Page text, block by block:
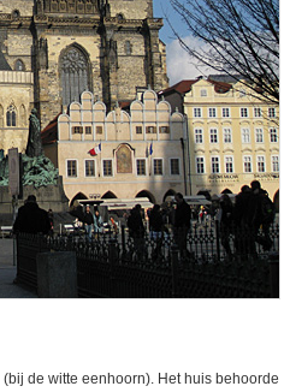
(bij de witte eenhoorn). Het huis behoorde